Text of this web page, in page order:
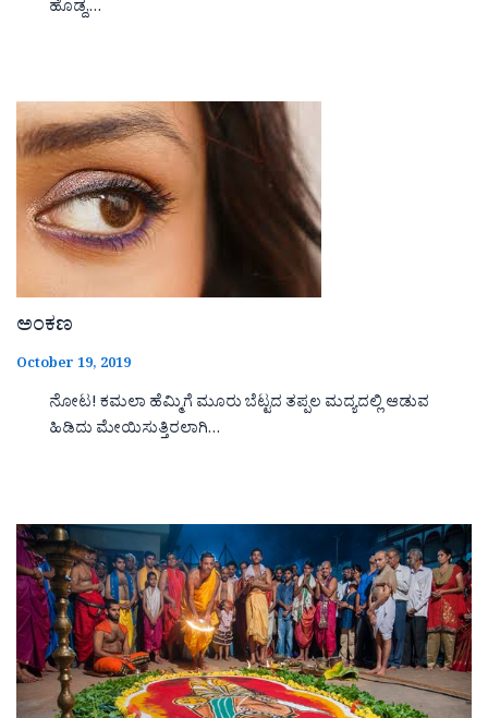
ಹೊಡ್ದ,…
ಅಂಕಣ
October 19, 2019
ನೋಟ! ಕಮಲಾ ಹೆಮ್ಮಿಗೆ ಮೂರು ಬೆಟ್ಟದ ತಪ್ಪಲ ಮದ್ಯದಲ್ಲಿ ಆಡುವ
ಹಿಡಿದು ಮೇಯಿಸುತ್ತಿರಲಾಗಿ…